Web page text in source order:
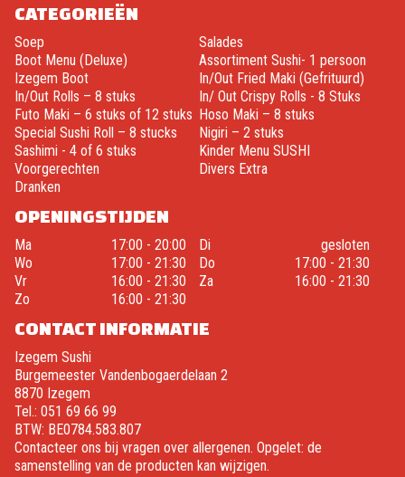
CATEGORIEËN
Soep
Salades
Boot Menu (Deluxe)
Assortiment Sushi- 1 persoon
Izegem Boot
In/Out Fried Maki (Gefrituurd)
In/Out Rolls – 8 stuks
In/ Out Crispy Rolls - 8 Stuks
Futo Maki – 6 stuks of 12 stuks Hoso Maki – 8 stuks
Special Sushi Roll – 8 stucks
Nigiri – 2 stuks
Sashimi - 4 of 6 stuks
Kinder Menu SUSHI
Voorgerechten
Divers Extra
Dranken
OPENINGSTIJDEN
Ma 17:00 - 20:00 Di
gesloten
Wo
17:00 - 21:30 Do
17:00 - 21:30
Vr
16:00 - 21:30 Za
16:00 - 21:30
Zo
16:00 - 21:30
CONTACT INFORMATIE
Izegem Sushi
Burgemeester Vandenbogaerdelaan 2
8870 Izegem
Tel.: 051 69 66 99
BTW: BE0784.583.807
Contacteer ons bij vragen over allergenen. Opgelet: de
samenstelling van de producten kan wijzigen.